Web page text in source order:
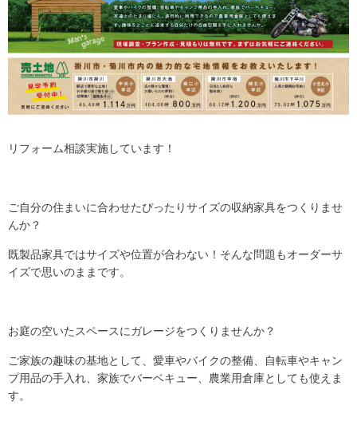
リフォーム相談実施しています！
ご自分の住まいに合わせたぴったりサイズの収納家具をつくりませ
んか？
既製品家具ではサイズや位置が合わない！そんな問題もオーダーサ
イズで思いのままです。
お庭の空いたスペースにガレージをつくりませんか？
ご家族の趣味の基地として、愛車やバイクの整備、自転車やキャン
プ用品の手入れ、家族でバーベキュー、農業用倉庫としても使えま
す。